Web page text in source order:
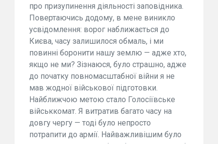
про призупинення діяльності заповідника.
Повертаючись додому, в мене виникло
усвідомлення: ворог наближається до
Києва, часу залишилося обмаль, і ми
повинні боронити нашу землю — адже хто,
якщо не ми? Зізнаюся, було страшно, адже
до початку повномасштабної війни я не
мав жодної військової підготовки.
Найближчою метою стало Голосіївське
військкомат. Я витратив багато часу на
довгу чергу — тоді було непросто
потрапити до армії. Найважливішим було